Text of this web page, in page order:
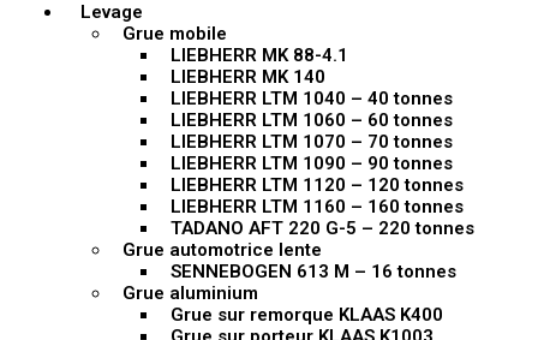
Levage
Grue mobile
LIEBHERR MK 88-4.1
LIEBHERR MK 140
LIEBHERR LTM 1040 – 40 tonnes
LIEBHERR LTM 1060 – 60 tonnes
LIEBHERR LTM 1070 – 70 tonnes
LIEBHERR LTM 1090 – 90 tonnes
LIEBHERR LTM 1120 – 120 tonnes
LIEBHERR LTM 1160 – 160 tonnes
TADANO AFT 220 G-5 – 220 tonnes
Grue automotrice lente
SENNEBOGEN 613 M – 16 tonnes
Grue aluminium
Grue sur remorque KLAAS K400